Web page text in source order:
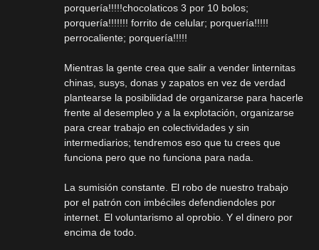
porquería!!!!!chocolaticos 3 por 10 bolos;
porquería!!!!!!! forrito de celular; porquería!!!!!
perrocaliente; porquería!!!!!
Mientras la gente crea que salir a vender linternitas
chinas, susys, donas y zapatos en vez de verdad
plantearse la posibilidad de organizarse para hacerle
frente al desempleo y a la explotación, organizarse
para crear trabajo en colectividades y sin
intermediarios; tendremos eso que tu crees que
funciona pero que no funciona para nada.
La sumisión constante. El robo de nuestro trabajo
por el patrón con imbéciles defendiendoles por
internet. El voluntarismo al oprobio. Y el dinero por
encima de todo.